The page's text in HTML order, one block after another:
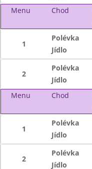
Menu
Chod
1
Polévka
Jídlo
2
Polévka
Jídlo
Menu
Chod
1
Polévka
Jídlo
2
Polévka
Jídlo